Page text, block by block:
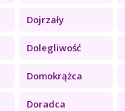
Dojrzały
Dolegliwość
Domokrążca
Doradca